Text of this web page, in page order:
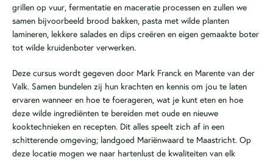
grillen op vuur, fermentatie en maceratie processen en zullen we
samen bijvoorbeeld brood bakken, pasta met wilde planten
lamineren, lekkere salades en dips creëren en eigen gemaakte boter
tot wilde kruidenboter verwerken.
Deze cursus wordt gegeven door Mark Franck en Marente van der
Valk. Samen bundelen zij hun krachten en kennis om jou te laten
ervaren wanneer en hoe te foerageren, wat je kunt eten en hoe
deze wilde ingrediënten te bereiden met oude en nieuwe
kooktechnieken en recepten. Dit alles speelt zich af in een
schitterende omgeving; landgoed Mariënwaard te Maastricht. Op
deze locatie mogen we naar hartenlust de kwaliteiten van elk